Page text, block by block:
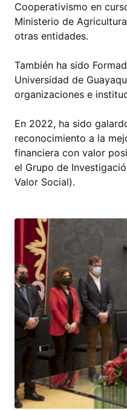
Cooperativismo en
Ministerio de
otras entidades.
También ha sido
Universidad de
organizaciones e
En 2022, ha sido
reconocimiento a la
financiera con valor
el Grupo de
Valor Social).